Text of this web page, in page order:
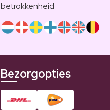
betrokkenheid
Bezorgopties